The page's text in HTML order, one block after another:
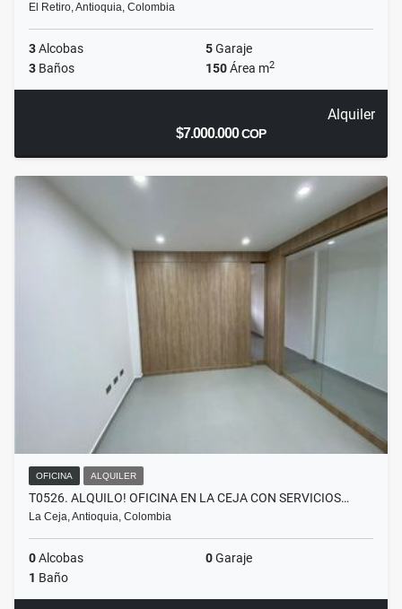
El Retiro, Antioquia, Colombia
3Alcobas 5Garaje
3 Baños 150Área m2
Alquiler
$7.000.000COP
OFICINA ALQUILER
T0526. ALQUILO! OFICINA EN LA CEJA CON SERVICIOS…
La Ceja, Antioquia, Colombia
0Alcobas 0Garaje
1 Baño